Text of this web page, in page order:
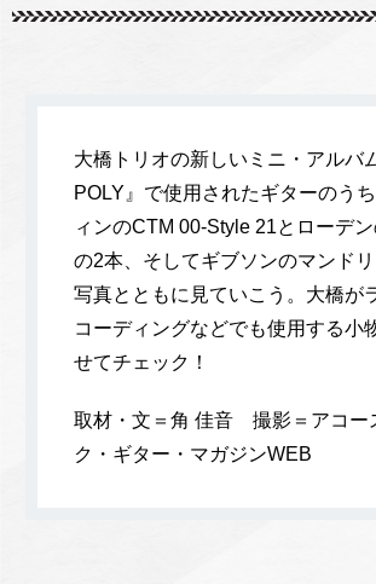
大橋トリオの新しいミニ・アルバ
POLY』で使用されたギターのう
ィンのCTM 00-Style 21とローデ
の2本、そしてギブソンのマンド
写真とともに見ていこう。大橋が
コーディングなどでも使用する小
せてチェック！
取材・文＝角 佳音 撮影＝アコー
ク・ギター・マガジンWEB